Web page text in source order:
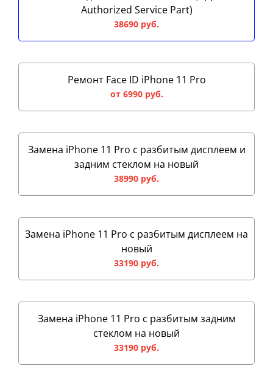
Authorized Service Part)
38690 руб.
Ремонт Face ID iPhone 11 Pro
от 6990 руб.
Замена iPhone 11 Pro с разбитым дисплеем и
задним стеклом на новый
38990 руб.
Замена iPhone 11 Pro с разбитым дисплеем на
новый
33190 руб.
Замена iPhone 11 Pro с разбитым задним
стеклом на новый
33190 руб.